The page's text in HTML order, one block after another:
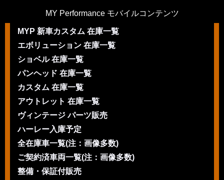
MY Performance モバイルコンテンツ
MYP 新車カスタム 在庫一覧
エボリューション 在庫一覧
ショベル 在庫一覧
パンヘッド 在庫一覧
カスタム 在庫一覧
アウトレット 在庫一覧
ヴィンテージ パーツ販売
ハーレー入庫予定
全在庫車一覧(注：画像多数)
ご契約済車両一覧(注：画像多数)
整備・保証付販売